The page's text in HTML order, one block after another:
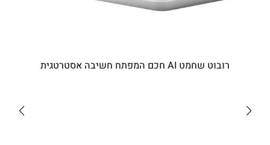
רובוט שחמט AI חכם המפתח חשיבה אסטרטגית